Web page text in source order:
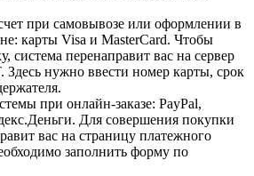
при самовывозе или оформлении в
карты Visa и MasterCard. Чтобы
система перенаправит вас на сервер
Здесь нужно ввести номер карты, срок
при онлайн-заказе: PayPal,
Для совершения покупки
вас на страницу платежного
заполнить форму по